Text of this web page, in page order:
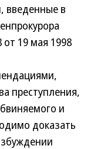
введенные в
19 мая 1998
преступления,
и
доказать